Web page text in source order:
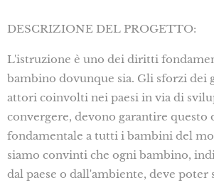
DESCRIZIONE DEL PROGETTO:
L'istruzione è uno dei diritti
bambino dovunque sia. Gli sforzi dei
attori coinvolti nei paesi in via di
convergere, devono garantire questo
fondamentale a tutti i bambini del
siamo convinti che ogni bambino,
dal paese o dall'ambiente, deve poter